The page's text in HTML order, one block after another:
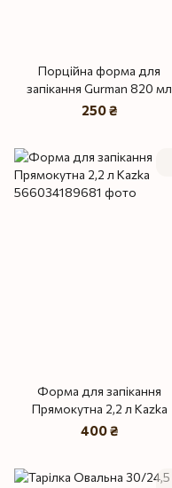
Порційна форма для
запікання Gurman 820 мл
Kazka
250 ₴
Форма для запікання
Прямокутна 2,2 л Kazka
400 ₴